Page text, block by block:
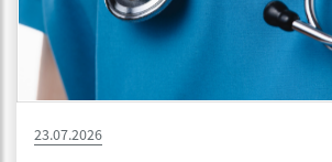
23.07.2026